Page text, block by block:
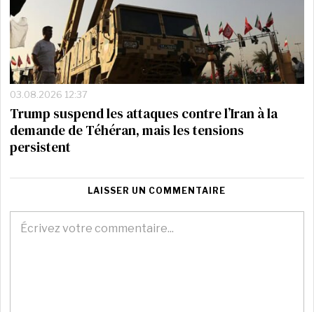
03.08.2026 12:37
Trump suspend les attaques contre l’Iran à la
demande de Téhéran, mais les tensions
persistent
LAISSER UN COMMENTAIRE